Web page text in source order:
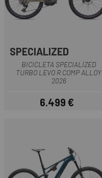
SPECIALIZED
BICICLETA SPECIALIZED
TURBO LEVO R COMP ALLOY
2026
Preu
6.499 €